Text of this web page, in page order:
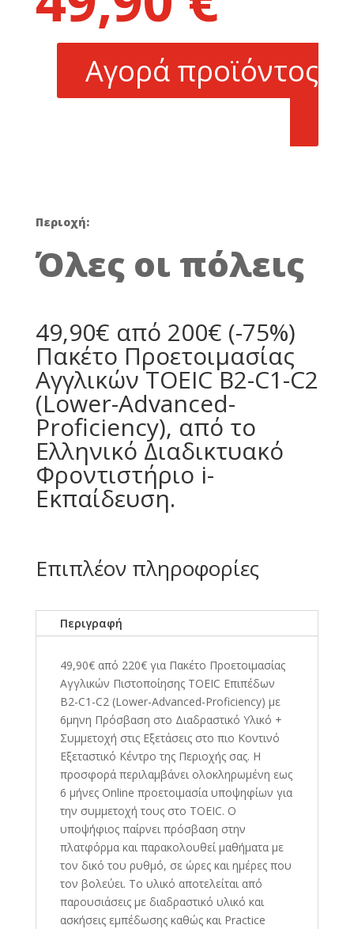
τιμή
είναι:
49,90 €.
Αγορά προϊόντος
Περιοχή:
Όλες οι πόλεις
49,90€ από 200€ (-75%)
Πακέτο Προετοιμασίας
Αγγλικών TOEIC B2-C1-C2
(Lower-Advanced-
Proficiency), από το
Ελληνικό Διαδικτυακό
Φροντιστήριο i-
Εκπαίδευση.
Επιπλέον πληροφορίες
Περιγραφή
49,90€ από 220€ για Πακέτο Προετοιμασίας
Αγγλικών Πιστοποίησης TOEIC Επιπέδων
B2-C1-C2 (Lower-Advanced-Proficiency) με
6μηνη Πρόσβαση στο Διαδραστικό Υλικό +
Συμμετοχή στις Εξετάσεις στο πιο Κοντινό
Εξεταστικό Κέντρο της Περιοχής σας. Η
προσφορά περιλαμβάνει ολοκληρωμένη εως
6 μήνες Online προετοιμασία υποψηφίων για
την συμμετοχή τους στο TOEIC. Ο
υποψήφιος παίρνει πρόσβαση στην
πλατφόρμα και παρακολουθεί μαθήματα με
τον δικό του ρυθμό, σε ώρες και ημέρες που
τον βολεύει. Το υλικό αποτελείται από
παρουσιάσεις με διαδραστικό υλικό και
ασκήσεις εμπέδωσης καθώς και Practice